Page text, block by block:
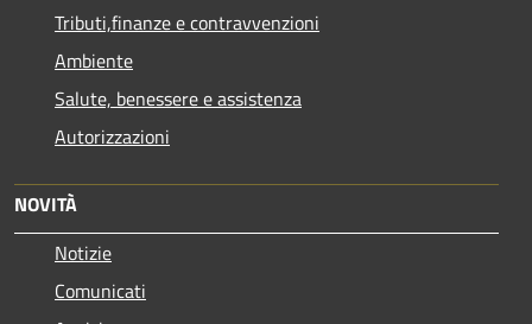
Tributi,finanze e contravvenzioni
Ambiente
Salute, benessere e assistenza
Autorizzazioni
NOVITÀ
Notizie
Comunicati